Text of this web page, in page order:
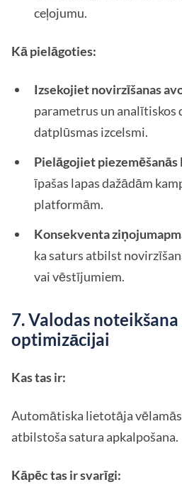
ceļojumu.
Kā pielāgoties:
Izsekojiet novirzīšanas
parametrus un analītiskos
datplūsmas izcelsmi.
Pielāgojiet piezemēšanās
īpašas lapas dažādām
platformām.
Konsekventa
ka saturs atbilst
vai vēstījumiem.
7. Valodas
optimizācijai
Kas tas ir:
Automātiska lietotāja
atbilstoša satura apkalpošana.
Kāpēc tas ir svarīgi: